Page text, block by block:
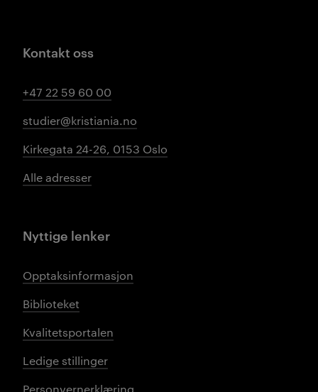
Kontakt oss
+47 22 59 60 00
studier@kristiania.no
Kirkegata 24-26, 0153 Oslo
Alle adresser
Nyttige lenker
Opptaksinformasjon
Biblioteket
Kvalitetsportalen
Ledige stillinger
Personvernerklæring